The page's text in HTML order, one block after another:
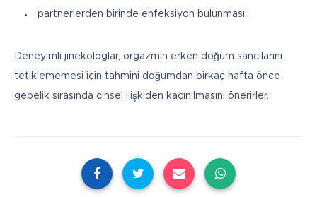
partnerlerden birinde enfeksiyon bulunması.
Deneyimli jinekologlar, orgazmın erken doğum sancılarını
tetiklememesi için tahmini doğumdan birkaç hafta önce
gebelik sırasında cinsel ilişkiden kaçınılmasını önerirler.